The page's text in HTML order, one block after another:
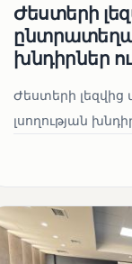
Ժեստերի
խնդիրներ
Ժեստերի
լսողության